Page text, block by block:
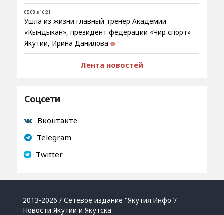
05.08 в 16:21
Ушла из жизни главный тренер Академии
«Кындыкан», президент федерации «Чир спорт»
Якутии, Ирина Данилова
1
Лента новостей
Соцсети
Вконтакте
Telegram
Twitter
2013-2026 / Сетевое издание "Якутия.Инфо"/
Новости Якутии и Якутска